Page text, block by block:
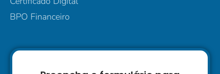
BPO Financeiro